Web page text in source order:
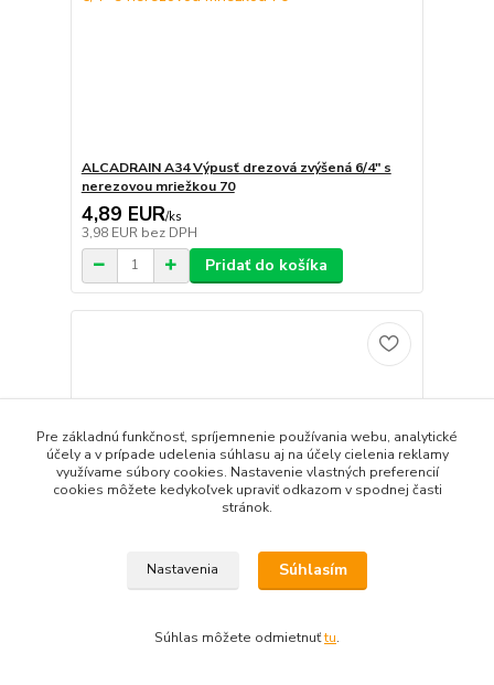
ALCADRAIN A34 Výpusť drezová zvýšená 6/4" s
nerezovou mriežkou 70
4,89 EUR/ks
3,98 EUR bez DPH
Pridať do košíka
Pre základnú funkčnosť, spríjemnenie používania webu, analytické
účely a v prípade udelenia súhlasu aj na účely cielenia reklamy
využívame súbory cookies. Nastavenie vlastných preferencií
cookies môžete kedykoľvek upraviť odkazom v spodnej časti
stránok.
Nastavenia Súhlasím
Súhlas môžete odmietnuťtu.